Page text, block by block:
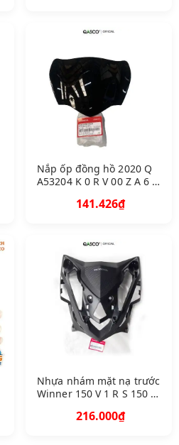
Nắp ốp đồng hồ 2020 Q
A53204 K 0 R V 00 Z A 6 C
141.426₫
Nhựa nhám mặt nạ trước
Winner 150 V 1 R S 150 V
V 00 Z B A A 1
216.000₫